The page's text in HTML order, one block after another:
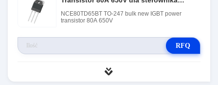
NCE80TD65BT TO-247 bulk new IGBT power
transistor 80A 650V
RFQ